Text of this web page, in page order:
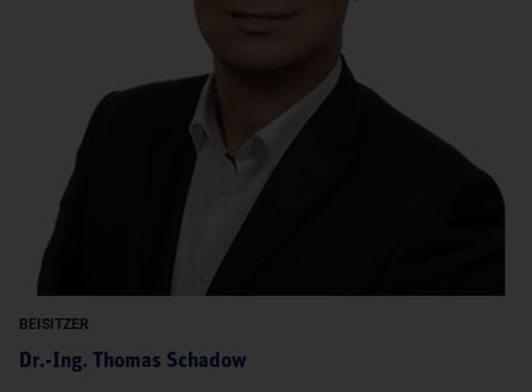
BEISITZER
Dr.-Ing. Thomas Schadow